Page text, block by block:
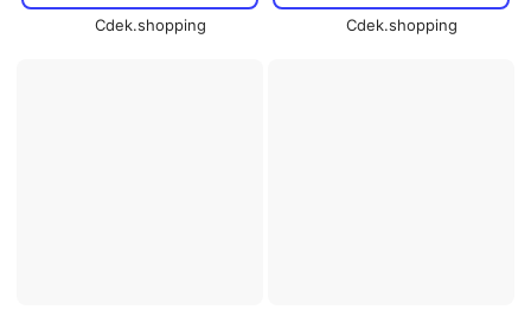
Cdek.shopping
Cdek.shopping